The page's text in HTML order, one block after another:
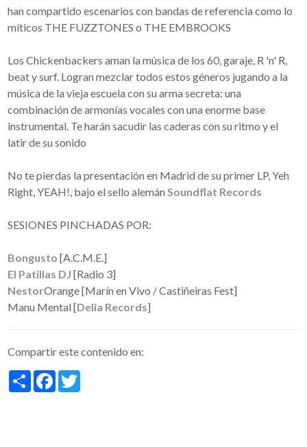
han compartido escenarios con bandas de referencia como lo
míticos THE FUZZTONES o THE EMBROOKS
Los Chickenbackers aman la música de los 60, garaje, R 'n' R,
beat y surf. Logran mezclar todos estos géneros jugando a la
música de la vieja escuela con su arma secreta: una
combinación de armonías vocales con una enorme base
instrumental. Te harán sacudir las caderas con su ritmo y el
latir de su sonido
No te pierdas la presentación en Madrid de su primer LP, Yeh
Right, YEAH!, bajo el sello alemánSoundflat Records
SESIONES PINCHADAS POR:
Bongusto [A.C.M.E.]
El Patillas DJ [Radio 3]
NestorOrange [Marín en Vivo / Castiñeiras Fest]
Manu Mental [Delia Records]
Compartir este contenido en:
ShareFacebook